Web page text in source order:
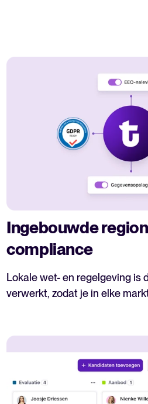
Ingebouwde
compliance
Lokale wet- en regelgeving is
verwerkt, zodat je in elke